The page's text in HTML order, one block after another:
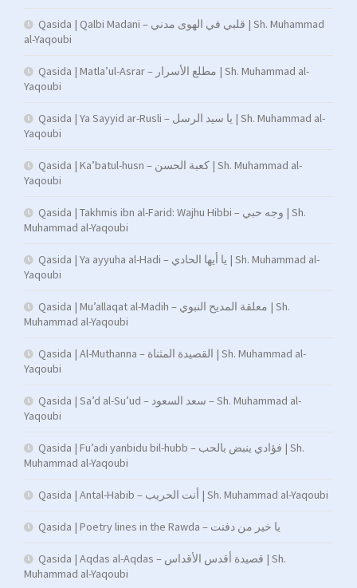
Qasida | Qalbi Madani – قلبي في الهوى مدني | Sh. Muhammad
al-Yaqoubi
Qasida | Matla’ul-Asrar – مطلع الأسرار | Sh. Muhammad al-
Yaqoubi
Qasida | Ya Sayyid ar-Rusli – يا سيد الرسل | Sh. Muhammad al-
Yaqoubi
Qasida | Ka’batul-husn – كعبة الحسن | Sh. Muhammad al-
Yaqoubi
Qasida | Takhmis ibn al-Farid: Wajhu Hibbi – وجه حبي | Sh.
Muhammad al-Yaqoubi
Qasida | Ya ayyuha al-Hadi – يا أيها الحادي | Sh. Muhammad al-
Yaqoubi
Qasida | Mu’allaqat al-Madih – معلقة المديح النبوي | Sh.
Muhammad al-Yaqoubi
Qasida | Al-Muthanna – القصيدة المثناة | Sh. Muhammad al-
Yaqoubi
Qasida | Sa’d al-Su’ud – سعد السعود – Sh. Muhammad al-
Yaqoubi
Qasida | Fu’adi yanbidu bil-hubb – فؤادي ينبض بالحب | Sh.
Muhammad al-Yaqoubi
Qasida | Antal-Habib – أنت الحريب | Sh. Muhammad al-Yaqoubi
Qasida | Poetry lines in the Rawda – يا خير من دفنت
Qasida | Aqdas al-Aqdas – قصيدة أقدس الأقداس | Sh.
Muhammad al-Yaqoubi